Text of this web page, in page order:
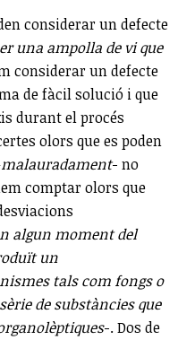
considerar un defecte
una ampolla de vi que
considerar un defecte
de fàcil solució i que
durant el procés
olors que es poden
malauradament- no
comptar olors que
algun moment del
un
tals com fongs o
de substàncies que
-. Dos de